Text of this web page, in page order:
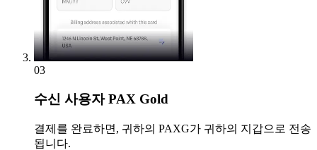
03
수신 사용자 PAX Gold
결제를 완료하면, 귀하의 PAXG가 귀하의 지갑으로 전송
됩니다.